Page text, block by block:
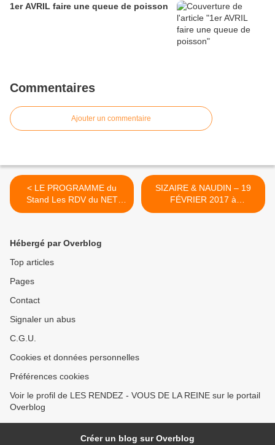
1er AVRIL faire une queue de poisson
Commentaires
Ajouter un commentaire
< LE PROGRAMME du
Stand Les RDV du NET
Salon RÉTROMOBILE du 8
SIZAIRE & NAUDIN – 19
FÉVRIER 2017 à
Rambouillet (78) >
Hébergé par Overblog
Top articles
Pages
Contact
Signaler un abus
C.G.U.
Cookies et données personnelles
Préférences cookies
Voir le profil de LES RENDEZ - VOUS DE LA REINE sur le portail
Overblog
Créer un blog sur Overblog